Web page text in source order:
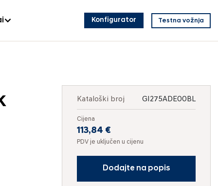
Konfigurator Testna vožnja
Kataloški broj GI275ADE00BL
Cijena
113,84 €
PDV je uključen u cijenu
Dodajte na popis